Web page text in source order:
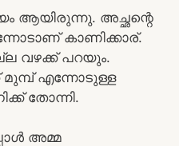
ആയിരുന്നു. അച്ഛന്റെ
കാണിക്കാര്.
വഴക്ക് പറയും.
മുമ്പ് എന്നോടുള്ള
തോന്നി.
അമ്മ